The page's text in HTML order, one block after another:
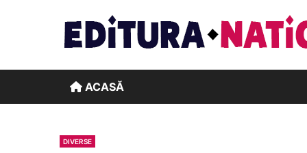
ACASĂ
DIVERSE